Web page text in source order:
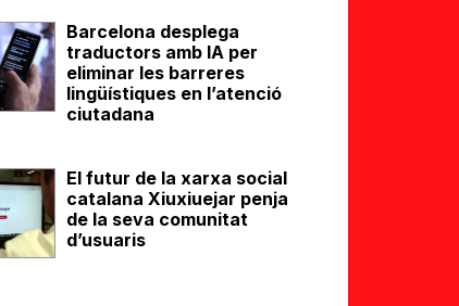
Barcelona desplega
traductors amb IA per
eliminar les barreres
lingüístiques en l’atenció
ciutadana
El futur de la xarxa social
catalana Xiuxiuejar penja
de la seva comunitat
d’usuaris